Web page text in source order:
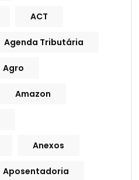
ACT
Agenda Tributária
Agro
Amazon
Anexos
Aposentadoria